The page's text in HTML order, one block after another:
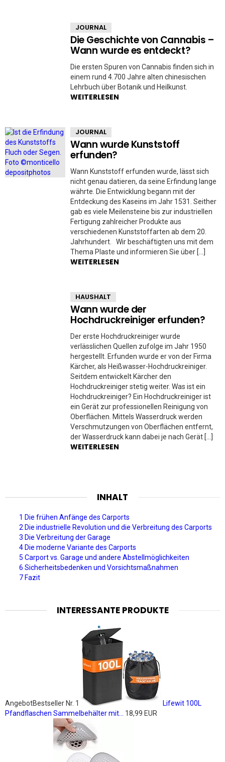
JOURNAL
Die Geschichte von Cannabis –
Wann wurde es entdeckt?
Die ersten Spuren von Cannabis finden sich in
einem rund 4.700 Jahre alten chinesischen
Lehrbuch über Botanik und Heilkunst.
WEITERLESEN
JOURNAL
Wann wurde Kunststoff
erfunden?
Wann Kunststoff erfunden wurde, lässt sich
nicht genau datieren, da seine Erfindung lange
währte. Die Entwicklung begann mit der
Entdeckung des Kaseins im Jahr 1531. Seither
gab es viele Meilensteine bis zur industriellen
Fertigung zahlreicher Produkte aus
verschiedenen Kunststoffarten ab dem 20.
Jahrhundert. Wir beschäftigten uns mit dem
Thema Plaste und informieren Sie über […]
WEITERLESEN
HAUSHALT
Wann wurde der
Hochdruckreiniger erfunden?
Der erste Hochdruckreiniger wurde
verlässlichen Quellen zufolge im Jahr 1950
hergestellt. Erfunden wurde er von der Firma
Kärcher, als Heißwasser-Hochdruckreiniger.
Seitdem entwickelt Kärcher den
Hochdruckreiniger stetig weiter. Was ist ein
Hochdruckreiniger? Ein Hochdruckreiniger ist
ein Gerät zur professionellen Reinigung von
Oberflächen. Mittels Wasserdruck werden
Verschmutzungen von Oberflächen entfernt,
der Wasserdruck kann dabei je nach Gerät […]
WEITERLESEN
INHALT
1 Die frühen Anfänge des Carports
2 Die industrielle Revolution und die Verbreitung des Carports
3 Die Verbreitung der Garage
4 Die moderne Variante des Carports
5 Carport vs. Garage und andere Abstellmöglichkeiten
6 Sicherheitsbedenken und Vorsichtsmaßnahmen
7 Fazit
INTERESSANTE PRODUKTE
AngebotBestseller Nr. 1
Lifewit 100L
Pfandflaschen Sammelbehälter mit...
18,99 EUR